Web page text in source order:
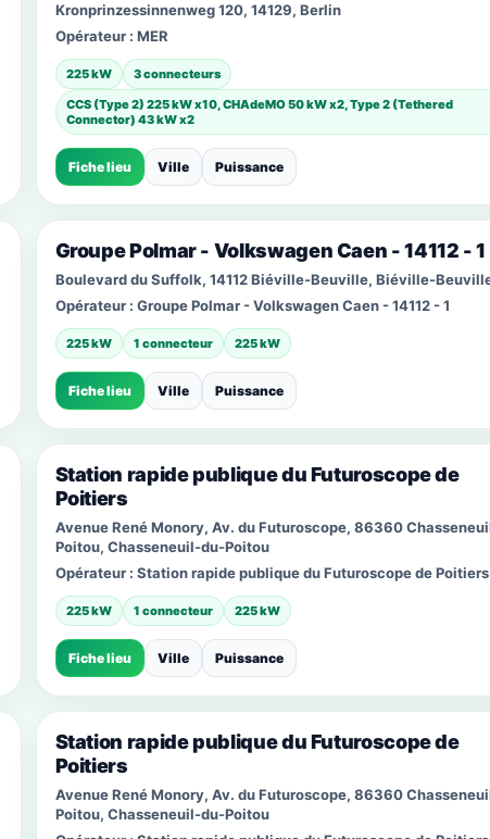
Kronprinzessinnenweg 120, 14129, Berlin
Opérateur : MER
225 kW
3 connecteurs
CCS (Type 2) 225 kW x10, CHAdeMO 50 kW x2, Type 2 (Tethered
Connector) 43 kW x2
Fiche lieu Ville Puissance
Groupe Polmar - Volkswagen Caen - 14112 - 1
Boulevard du Suffolk, 14112 Biéville-Beuville, Biéville-
Opérateur : Groupe Polmar - Volkswagen Caen - 14112 - 1
225 kW 1 connecteur 225 kW
Fiche lieu Ville Puissance
Station rapide publique du Futuroscope de
Poitiers
Avenue René Monory, Av. du Futuroscope, 86360
Poitou, Chasseneuil-du-Poitou
Opérateur : Station rapide publique du Futuroscope de Poitiers
225 kW 1 connecteur 225 kW
Fiche lieu Ville Puissance
Station rapide publique du Futuroscope de
Poitiers
Avenue René Monory, Av. du Futuroscope, 86360
Poitou, Chasseneuil-du-Poitou